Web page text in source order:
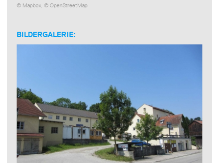
© Mapbox, ©OpenStreetMap
BILDERGALERIE: